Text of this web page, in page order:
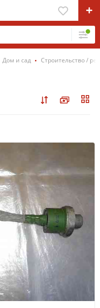
Дом и сад Строительство /